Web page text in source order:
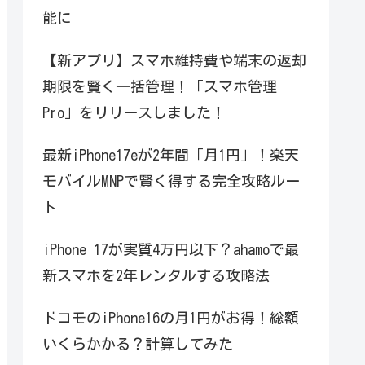
能に
【新アプリ】スマホ維持費や端末の返却
期限を賢く一括管理！「スマホ管理
Pro」をリリースしました！
最新iPhone17eが2年間「月1円」！楽天
モバイルMNPで賢く得する完全攻略ルー
ト
iPhone 17が実質4万円以下？ahamoで最
新スマホを2年レンタルする攻略法
ドコモのiPhone16の月1円がお得！総額
いくらかかる？計算してみた